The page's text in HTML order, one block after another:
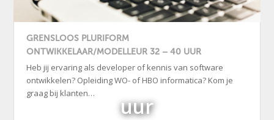
uur
GRENSLOOS PLURIFORM
ONTWIKKELAAR/MODELLEUR 32 – 40 UUR
Heb jij ervaring als developer of kennis van software
ontwikkelen? Opleiding WO- of HBO informatica? Kom je
graag bij klanten…